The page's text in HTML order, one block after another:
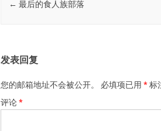
← 最后的食人族部落
发表回复
您的邮箱地址不会被公开。 必填项已用 * 标
评论*